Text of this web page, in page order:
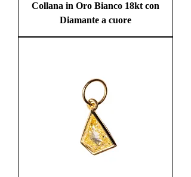
Collana in Oro Bianco 18kt con
Diamante a cuore